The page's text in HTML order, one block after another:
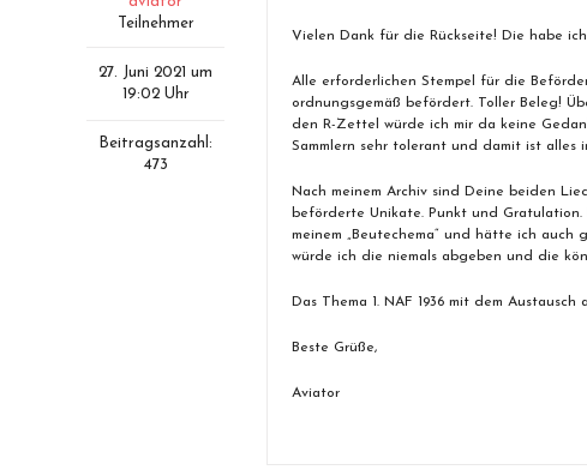
Teilnehmer
27. Juni 2021 um
19:02 Uhr
Beitragsanzahl:
473
Vielen Dank für die Rückseite! Die habe
Alle erforderlichen Stempel für die
ordnungsgemäß befördert. Toller Beleg!
den R-Zettel würde ich mir da keine
Sammlern sehr tolerant und damit ist alles
Nach meinem Archiv sind Deine beiden
beförderte Unikate. Punkt und
meinem „Beutechema“ und hätte ich auch
würde ich die niemals abgeben und die
Das Thema 1. NAF 1936 mit dem
Beste Grüße,
Aviator